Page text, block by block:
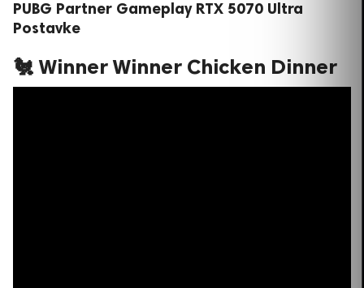
PUBG Partner Gameplay RTX 5070 Ultra
Postavke
🐔 Winner Winner Chicken Dinner